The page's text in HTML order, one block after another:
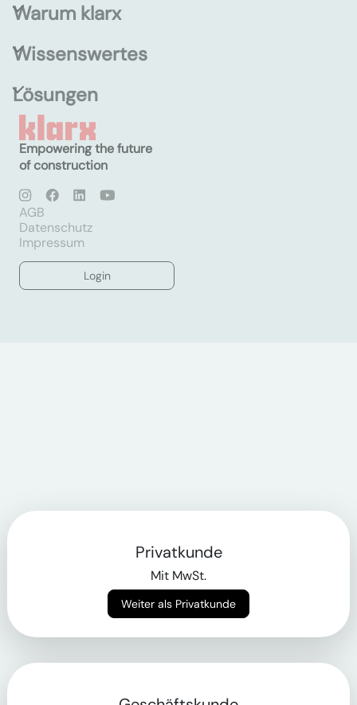
Warum klarx
Wissenswertes
Lösungen
Empowering the future
of construction
AGB
Datenschutz
Impressum
Login
Privatkunde
Mit MwSt.
Weiter als Privatkunde